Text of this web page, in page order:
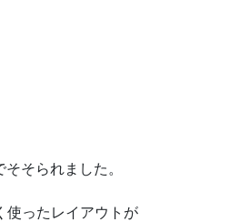
そられました。
使ったレイアウトが